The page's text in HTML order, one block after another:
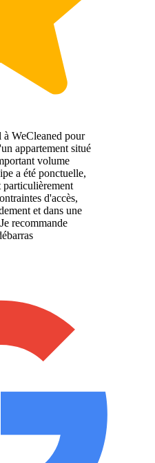
WeCleaned pour
appartement situé
volume
a été ponctuelle,
particulièrement
d'accès,
et dans une
recommande